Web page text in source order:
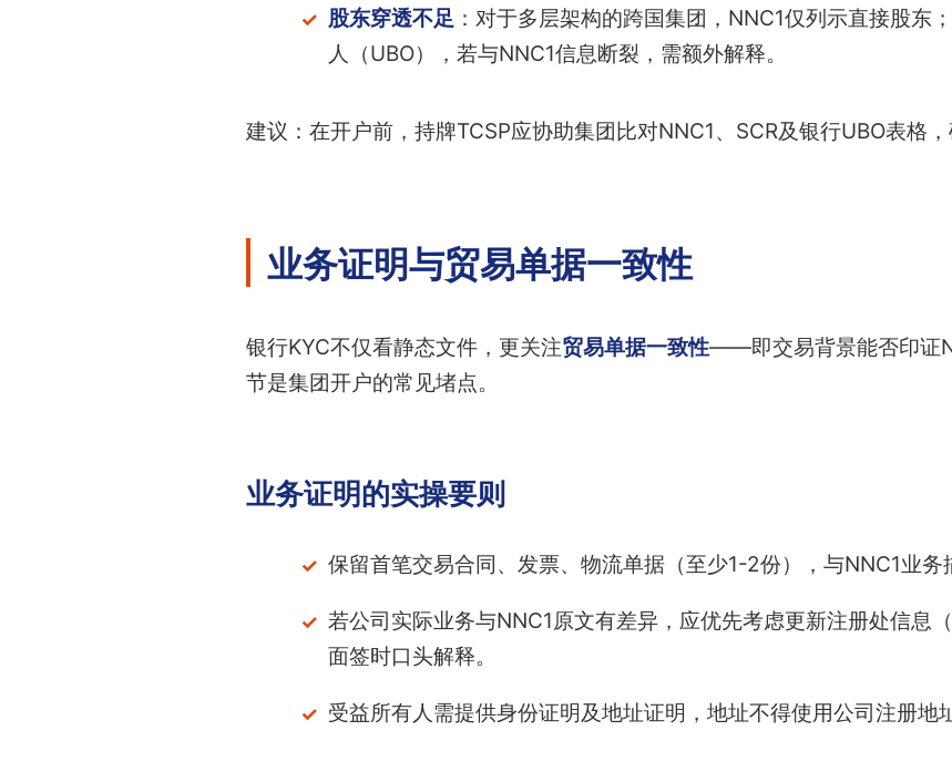
股东穿透不足：对于多层架构的跨国集团，NNC1仅列示直接股东
人（UBO），若与NNC1信息断裂，需额外解释。
建议：在开户前，持牌TCSP应协助集团比对NNC1、SCR及银行UBO表格，
业务证明与贸易单据一致性
银行KYC不仅看静态文件，更关注贸易单据一致性——即交易背景能否印证
节是集团开户的常见堵点。
业务证明的实操要则
保留首笔交易合同、发票、物流单据（至少1-2份），与NNC1业务
若公司实际业务与NNC1原文有差异，应优先考虑更新注册处信息
面签时口头解释。
受益所有人需提供身份证明及地址证明，地址不得使用公司注册地